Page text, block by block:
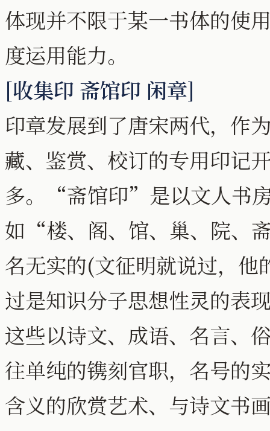
体现并不限于某一书体的使
度运用能力。
[收集印 斋馆印 闲章]
印章发展到了唐宋两代，作
藏、鉴赏、校订的专用印记
多。“斋馆印”是以文人书
如“楼、阁、馆、巢、院、
名无实的(文征明就说过，
过是知识分子思想性灵的表
这些以诗文、成语、名言、
往单纯的镌刻官职，名号的
含义的欣赏艺术、与诗文书